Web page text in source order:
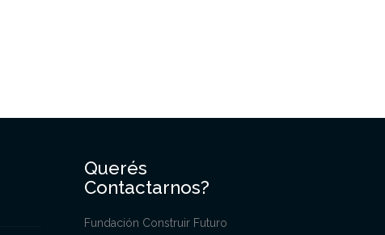
Querés
Contactarnos?
Fundación Construir Futuro